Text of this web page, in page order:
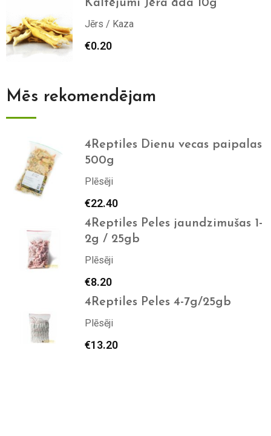
Kaltējumi Jēra āda 10g
Jērs / Kaza
€0.20
Mēs rekomendējam
4Reptiles Dienu vecas paipalas
500g
Plēsēji
€22.40
4Reptiles Peles jaundzimušas 1-
2g / 25gb
Plēsēji
€8.20
4Reptiles Peles 4-7g/25gb
Plēsēji
€13.20